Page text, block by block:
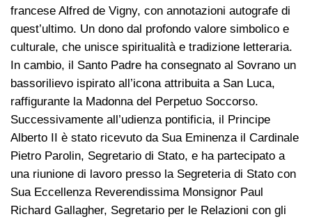
francese Alfred de Vigny, con annotazioni autografe di
quest’ultimo. Un dono dal profondo valore simbolico e
culturale, che unisce spiritualità e tradizione letteraria.
In cambio, il Santo Padre ha consegnato al Sovrano un
bassorilievo ispirato all’icona attribuita a San Luca,
raffigurante la Madonna del Perpetuo Soccorso.
Successivamente all’udienza pontificia, il Principe
Alberto II è stato ricevuto da Sua Eminenza il Cardinale
Pietro Parolin, Segretario di Stato, e ha partecipato a
una riunione di lavoro presso la Segreteria di Stato con
Sua Eccellenza Reverendissima Monsignor Paul
Richard Gallagher, Segretario per le Relazioni con gli